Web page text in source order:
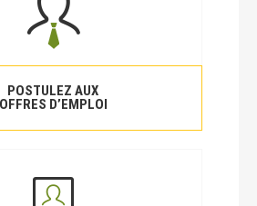
POSTULEZ AUX
OFFRES D’EMPLOI